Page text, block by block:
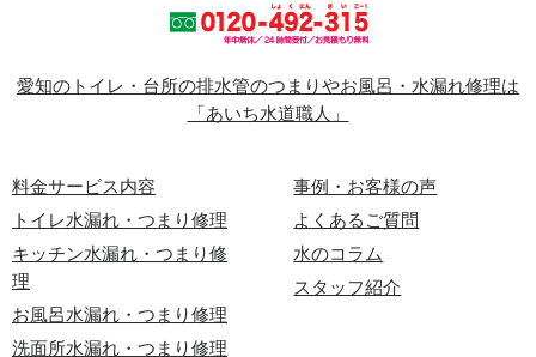
愛知のトイレ・台所の排水管のつまりやお風呂・水漏れ修理は
「あいち水道職人」
料金サービス内容
トイレ水漏れ・つまり修理
キッチン水漏れ・つまり修
理
お風呂水漏れ・つまり修理
洗面所水漏れ・つまり修理
事例・お客様の声
よくあるご質問
水のコラム
スタッフ紹介